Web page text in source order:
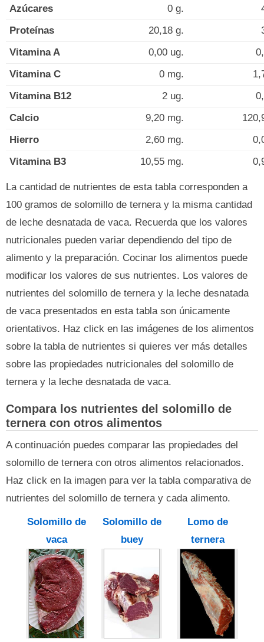
Azúcares
0 g.
Proteínas
20,18 g.
Vitamina A
0,00 ug.
Vitamina C
0 mg.
Vitamina B12
2 ug.
Calcio
9,20 mg.
Hierro
2,60 mg.
Vitamina B3
10,55 mg.
La cantidad de nutrientes de esta tabla corresponden a
100 gramos de solomillo de ternera y la misma cantidad
de leche desnatada de vaca. Recuerda que los valores
nutricionales pueden variar dependiendo del tipo de
alimento y la preparación. Cocinar los alimentos puede
modificar los valores de sus nutrientes. Los valores de
nutrientes del solomillo de ternera y la leche desnatada
de vaca presentados en esta tabla son únicamente
orientativos. Haz click en las imágenes de los alimentos
sobre la tabla de nutrientes si quieres ver más detalles
sobre las propiedades nutricionales del solomillo de
ternera y la leche desnatada de vaca.
Compara los nutrientes del solomillo de
ternera con otros alimentos
A continuación puedes comparar las propiedades del
solomillo de ternera con otros alimentos relacionados.
Haz click en la imagen para ver la tabla comparativa de
nutrientes del solomillo de ternera y cada alimento.
Solomillo de
vaca
Solomillo de
buey
Lomo de
ternera